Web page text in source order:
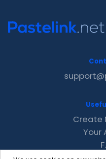
Create
Your